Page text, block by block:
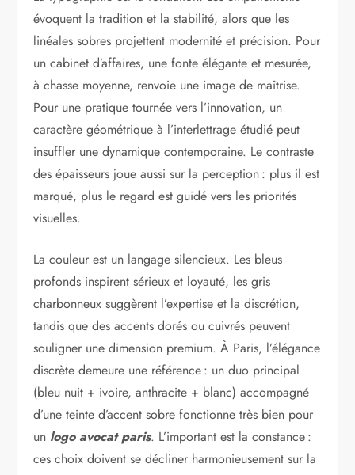
évoquent la tradition et la stabilité, alors que les
linéales sobres projettent modernité et précision. Pour
un cabinet d’affaires, une fonte élégante et mesurée,
à chasse moyenne, renvoie une image de maîtrise.
Pour une pratique tournée vers l’innovation, un
caractère géométrique à l’interlettrage étudié peut
insuffler une dynamique contemporaine. Le contraste
des épaisseurs joue aussi sur la perception : plus il est
marqué, plus le regard est guidé vers les priorités
visuelles.
La couleur est un langage silencieux. Les bleus
profonds inspirent sérieux et loyauté, les gris
charbonneux suggèrent l’expertise et la discrétion,
tandis que des accents dorés ou cuivrés peuvent
souligner une dimension premium. À Paris, l’élégance
discrète demeure une référence : un duo principal
(bleu nuit + ivoire, anthracite + blanc) accompagné
d’une teinte d’accent sobre fonctionne très bien pour
un logo avocat paris. L’important est la constance :
ces choix doivent se décliner harmonieusement sur la